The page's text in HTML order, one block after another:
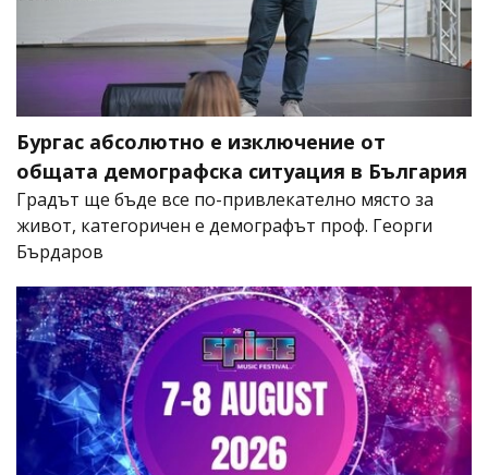
Бургас абсолютно е изключение от
общата демографска ситуация в България
Градът ще бъде все по-привлекателно място за
живот, категоричен е демографът проф. Георги
Бърдаров